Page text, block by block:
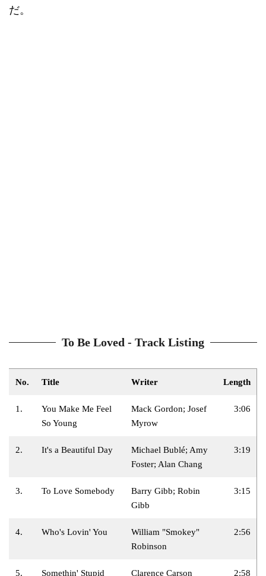
だ。
To Be Loved - Track Listing
No. Title Writer Length
1.
You Make Me Feel
So Young
Mack Gordon; Josef
Myrow
3:06
2. It's a Beautiful Day
Michael Bublé; Amy
Foster; Alan Chang
3:19
3. To Love Somebody
Barry Gibb; Robin
Gibb
3:15
4. Who's Lovin' You
William "Smokey"
Robinson
2:56
5. Somethin' Stupid Clarence Carson 2:58